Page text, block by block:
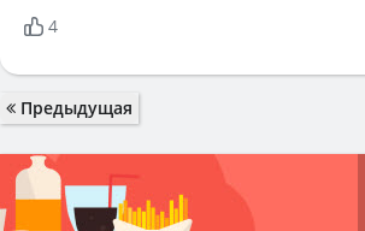
4
Предыдущая